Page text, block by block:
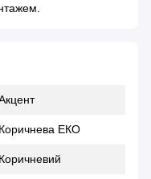
Коричнева ЕКО
Коричневий